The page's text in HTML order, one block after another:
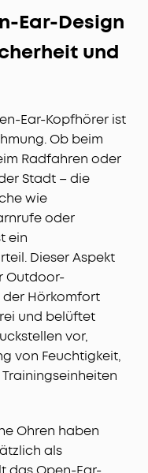
Ear-Design
und
Ear-Kopfhörer ist
Ob beim
Radfahren oder
Stadt – die
wie
oder
ein
Dieser Aspekt
Outdoor-
Hörkomfort
und belüftet
vor,
von Feuchtigkeit,
Ohren haben
als